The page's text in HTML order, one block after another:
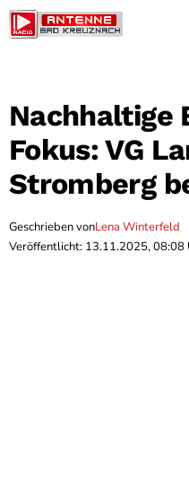
Nachhaltige
Fokus: VG
Stromberg
Geschrieben vonLena Winterfeld
Veröffentlicht: 13.11.2025, 08:08